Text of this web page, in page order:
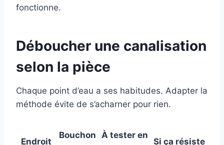
fonctionne.
Déboucher une canalisation
selon la pièce
Chaque point d’eau a ses habitudes. Adapter la
méthode évite de s’acharner pour rien.
Endroit
Bouchon À tester en
Si ça résiste